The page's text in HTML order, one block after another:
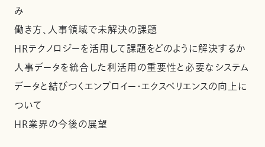
み
働き方、人事領域で未解決の課題
HRテクノロジーを活用して課題をどのように解決するか
人事データを統合した利活用の重要性と必要なシステム
データと結びつくエンプロイー・エクスペリエンスの向上に
ついて
HR業界の今後の展望